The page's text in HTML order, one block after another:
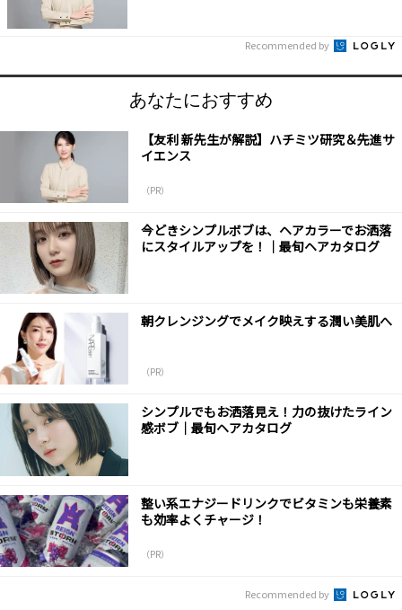
Recommended by
あなたにおすすめ
【友利 新先生が解説】ハチミツ研究＆先進サ
イエンス
（PR）
今どきシンプルボブは、ヘアカラーでお洒落
にスタイルアップを！｜最旬ヘアカタログ
朝クレンジングでメイク映えする潤い美肌へ
（PR）
シンプルでもお洒落見え！力の抜けたライン
感ボブ｜最旬ヘアカタログ
整い系エナジードリンクでビタミンも栄養素
も効率よくチャージ！
（PR）
Recommended by